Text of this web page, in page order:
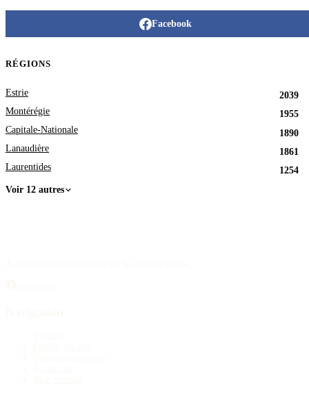
Facebook
RÉGIONS
Estrie
2039
Montérégie
1955
Capitale-Nationale
1890
Lanaudière
1861
Laurentides
1254
Voir 12 autres